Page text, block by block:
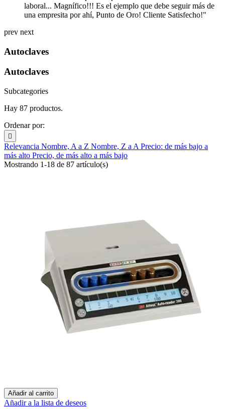
laboral... Magnífico!!! Es el ejemplo que debe seguir más de
una empresita por ahí, Punto de Oro! Cliente Satisfecho!"
prev next
Autoclaves
Autoclaves
Subcategories
Hay 87 productos.
Ordenar por:

Relevancia Nombre, A a Z Nombre, Z a A Precio: de más bajo a
más alto Precio, de más alto a más bajo
Mostrando 1-18 de 87 artículo(s)
Añadir al carrito
Añadir a la lista de deseos